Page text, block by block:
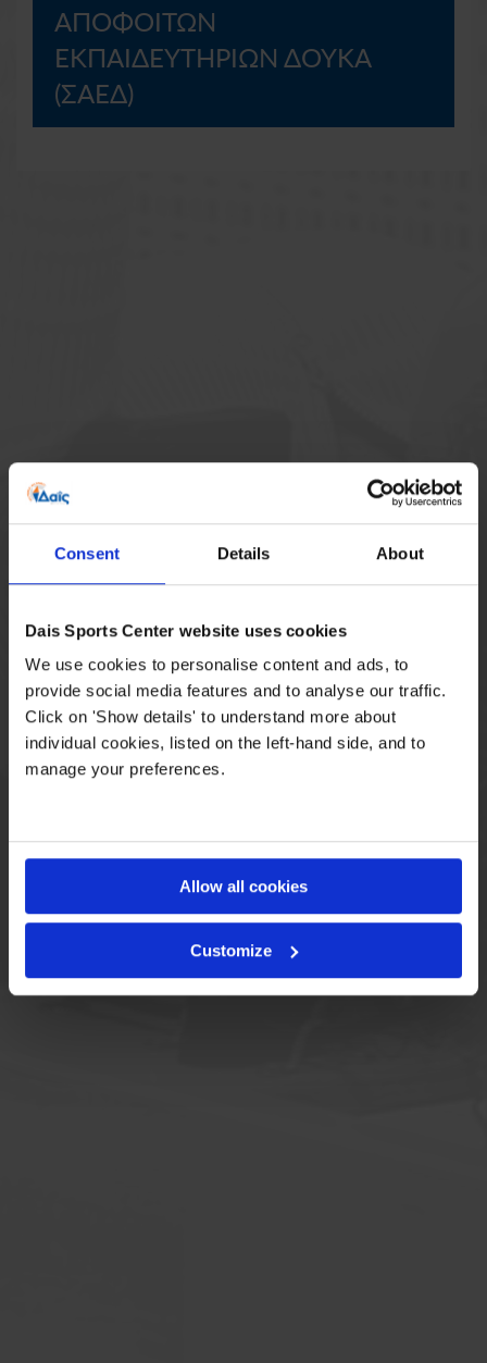
Consent Details About
Dais Sports Center website uses cookies
We use cookies to personalise content and ads, to
provide social media features and to analyse our traffic.
Click on 'Show details' to understand more about
individual cookies, listed on the left-hand side, and to
manage your preferences.
Allow all cookies
Customize
ΑΠΟΦΟΙΤΩΝ
ΕΚΠΑΙΔΕΥΤΗΡΙΩΝ ΔΟΥΚΑ
(ΣΑΕΔ)